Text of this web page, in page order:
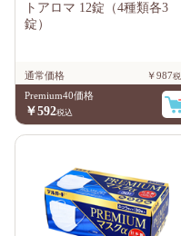
トアロマ 12錠（4種類各3
錠）
通常価格
￥987
Premium40価格
￥592